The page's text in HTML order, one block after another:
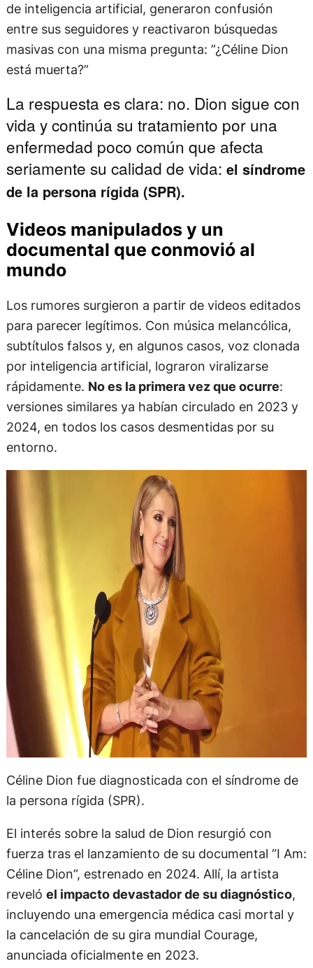
de inteligencia artificial, generaron confusión
entre sus seguidores y reactivaron búsquedas
masivas con una misma pregunta: ”¿Céline Dion
está muerta?”
La respuesta es clara: no. Dion sigue con
vida y continúa su tratamiento por una
enfermedad poco común que afecta
seriamente su calidad de vida: el síndrome
de la persona rígida (SPR).
Videos manipulados y un
documental que conmovió al
mundo
Los rumores surgieron a partir de videos editados
para parecer legítimos. Con música melancólica,
subtítulos falsos y, en algunos casos, voz clonada
por inteligencia artificial, lograron viralizarse
rápidamente. No es la primera vez que ocurre:
versiones similares ya habían circulado en 2023 y
2024, en todos los casos desmentidas por su
entorno.
Céline Dion fue diagnosticada con el síndrome de
la persona rígida (SPR).
El interés sobre la salud de Dion resurgió con
fuerza tras el lanzamiento de su documental “I Am:
Céline Dion”, estrenado en 2024. Allí, la artista
reveló el impacto devastador de su diagnóstico,
incluyendo una emergencia médica casi mortal y
la cancelación de su gira mundial Courage,
anunciada oficialmente en 2023.